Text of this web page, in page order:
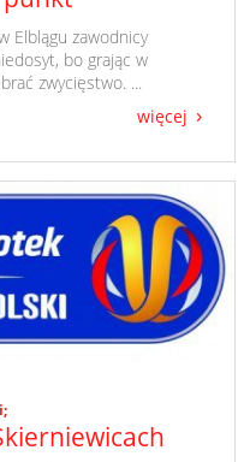
Elblągu zawodnicy
bo grając w
zwycięstwo. ...
więcej